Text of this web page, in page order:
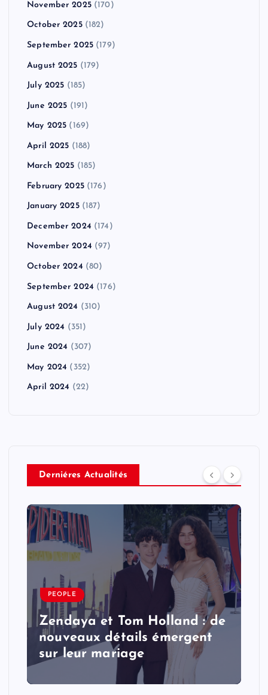
November 2025(170)
October 2025(182)
September 2025 (179)
August 2025 (179)
July 2025 (185)
June 2025 (191)
May 2025 (169)
April 2025 (188)
March 2025 (185)
February 2025(176)
January 2025(187)
December 2024 (174)
November 2024 (97)
October 2024 (80)
September 2024 (176)
August 2024 (310)
July 2024 (351)
June 2024 (307)
May 2024 (352)
April 2024 (22)
Derniéres Actualités
PEOPLE
Zendaya et Tom Holland : de
nouveaux détails émergent
sur leur mariage